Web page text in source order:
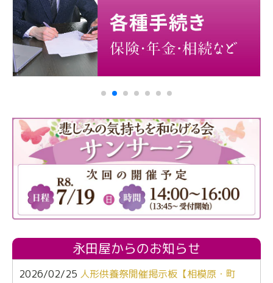
永田屋からのお知らせ
2026/02/25 人形供養祭開催掲示板【相模原・町